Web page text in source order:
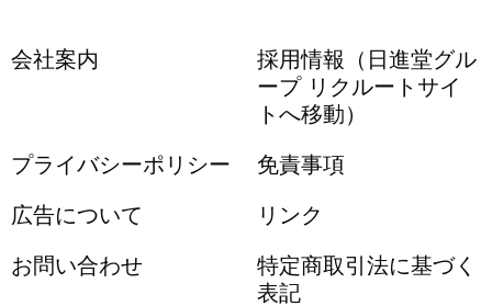
会社案内
採用情報（日進堂グル
ープ リクルートサイ
トへ移動）
プライバシーポリシー 免責事項
広告について リンク
お問い合わせ
特定商取引法に基づく
表記